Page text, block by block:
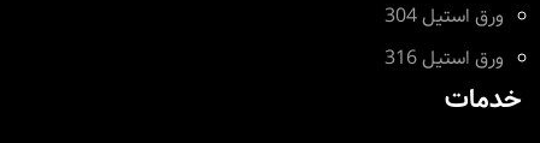
ورق استیل 304
ورق استیل 316
خدمات